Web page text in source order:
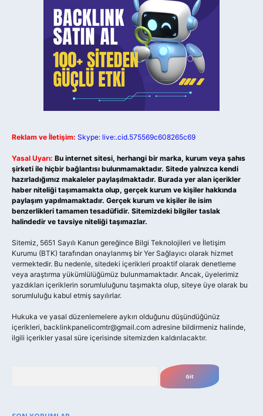
Reklam ve İletişim: Skype: live:.cid.575569c608265c69
Yasal Uyarı: Bu internet sitesi, herhangi bir marka, kurum veya şahıs
şirketi ile hiçbir bağlantısı bulunmamaktadır. Sitede yalnızca kendi
hazırladığımız makaleler paylaşılmaktadır. Burada yer alan içerikler
haber niteliği taşımamakta olup, gerçek kurum ve kişiler hakkında
paylaşım yapılmamaktadır. Gerçek kurum ve kişiler ile isim
benzerlikleri tamamen tesadüfidir. Sitemizdeki bilgiler taslak
halindedir ve tavsiye niteliği taşımazlar.
Sitemiz, 5651 Sayılı Kanun gereğince Bilgi Teknolojileri ve İletişim
Kurumu (BTK) tarafından onaylanmış bir Yer Sağlayıcı olarak hizmet
vermektedir. Bu nedenle, sitedeki içerikleri proaktif olarak denetleme
veya araştırma yükümlülüğümüz bulunmamaktadır. Ancak, üyelerimiz
yazdıkları içeriklerin sorumluluğunu taşımakta olup, siteye üye olarak bu
sorumluluğu kabul etmiş sayılırlar.
Hukuka ve yasal düzenlemelere aykırı olduğunu düşündüğünüz
içerikleri, backlinkpanelicomtr@gmail.com adresine bildirmeniz halinde,
ilgili içerikler yasal süre içerisinde sitemizden kaldırılacaktır.